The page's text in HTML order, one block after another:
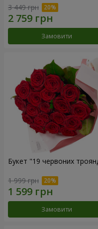
3 449 грн
Замовити
Букет "19 червоних
1 999 грн
Замовити